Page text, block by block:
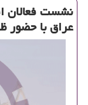
نشست فعالان
عراق با حضور